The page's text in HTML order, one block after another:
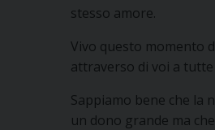
stesso amore.
Vivo questo momento
attraverso di voi a
Sappiamo bene che la
un dono grande ma